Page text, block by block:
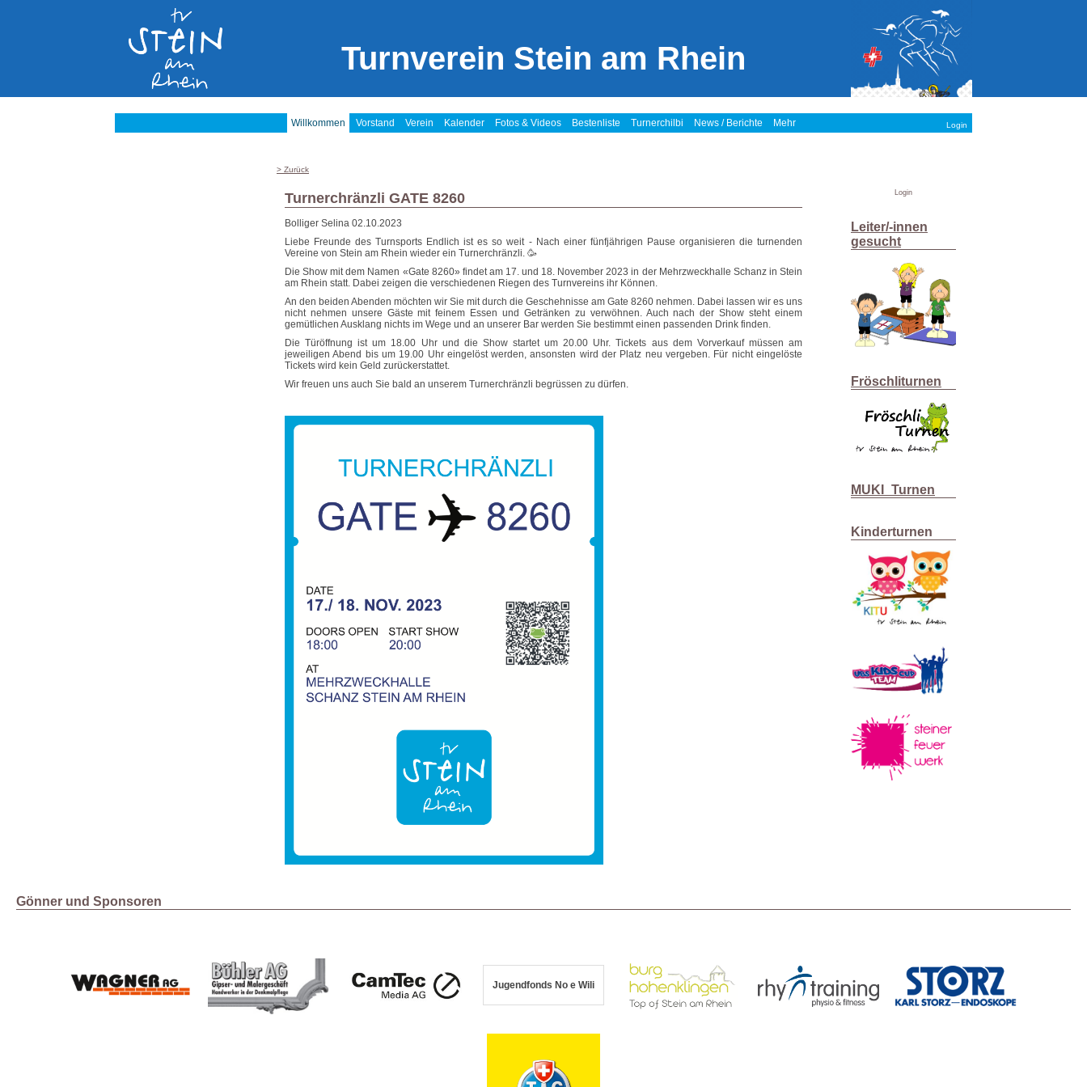
Turnverein Stein am Rhein
Willkommen Vorstand Verein Kalender Fotos & Videos Bestenliste Turnerchilbi News / Berichte Mehr Login
> Zurück
Turnerchränzli GATE 8260
Bolliger Selina 02.10.2023
Liebe Freunde des Turnsports Endlich ist es so weit - Nach einer fünfjährigen Pause organisieren die turnenden
Vereine von Stein am Rhein wieder ein Turnerchränzli. 🥳
Die Show mit dem Namen «Gate 8260» findet am 17. und 18. November 2023 in der Mehrzweckhalle Schanz in Stein
am Rhein statt. Dabei zeigen die verschiedenen Riegen des Turnvereins ihr Können.
An den beiden Abenden möchten wir Sie mit durch die Geschehnisse am Gate 8260 nehmen. Dabei lassen wir es uns
nicht nehmen unsere Gäste mit feinem Essen und Getränken zu verwöhnen. Auch nach der Show steht einem
gemütlichen Ausklang nichts im Wege und an unserer Bar werden Sie bestimmt einen passenden Drink finden.
Die Türöffnung ist um 18.00 Uhr und die Show startet um 20.00 Uhr. Tickets aus dem Vorverkauf müssen am
jeweiligen Abend bis um 19.00 Uhr eingelöst werden, ansonsten wird der Platz neu vergeben. Für nicht eingelöste
Tickets wird kein Geld zurückerstattet.
Wir freuen uns auch Sie bald an unserem Turnerchränzli begrüssen zu dürfen.
Login
Leiter/-innen
gesucht
Fröschliturnen
MUKI_Turnen
Kinderturnen
Gönner und Sponsoren
Jugendfonds No e Wili